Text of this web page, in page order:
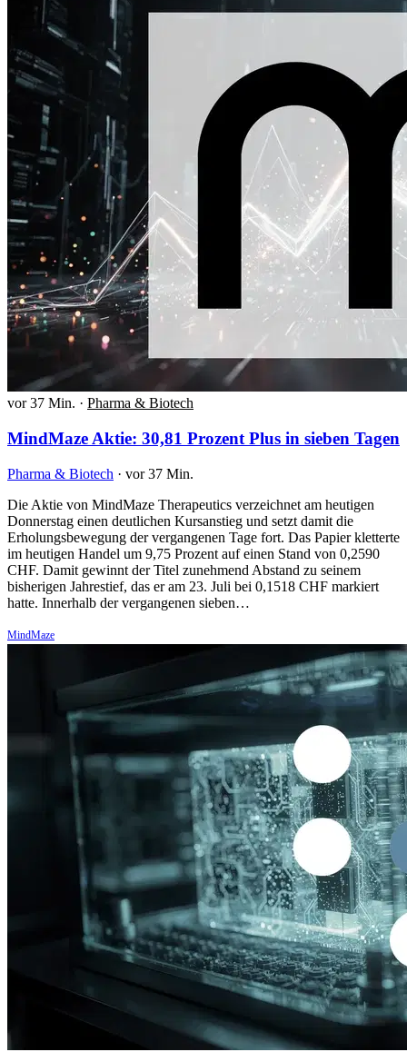
vor 37 Min. · Pharma & Biotech
MindMaze Aktie: 30,81 Prozent Plus in sieben Tagen
Pharma & Biotech · vor 37 Min.
Die Aktie von MindMaze Therapeutics verzeichnet am heutigen
Donnerstag einen deutlichen Kursanstieg und setzt damit die
Erholungsbewegung der vergangenen Tage fort. Das Papier kletterte
im heutigen Handel um 9,75 Prozent auf einen Stand von 0,2590
CHF. Damit gewinnt der Titel zunehmend Abstand zu seinem
bisherigen Jahrestief, das er am 23. Juli bei 0,1518 CHF markiert
hatte. Innerhalb der vergangenen sieben…
MindMaze